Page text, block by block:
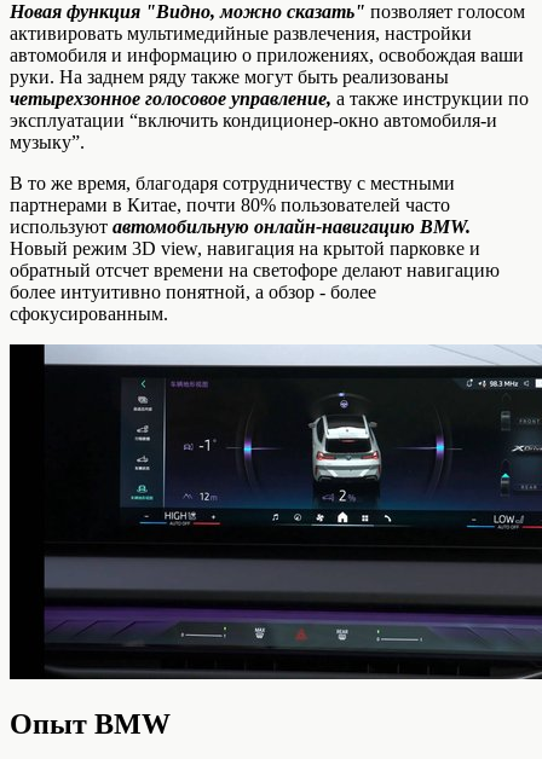
Новая функция "Видно, можно сказать" позволяет голосом
активировать мультимедийные развлечения, настройки
автомобиля и информацию о приложениях, освобождая ваши
руки. На заднем ряду также могут быть реализованы
четырехзонное голосовое управление, а также инструкции по
эксплуатации “включить кондиционер-окно автомобиля-и
музыку”.
В то же время, благодаря сотрудничеству с местными
партнерами в Китае, почти 80% пользователей часто
используют автомобильную онлайн-навигацию BMW.
Новый режим 3D view, навигация на крытой парковке и
обратный отсчет времени на светофоре делают навигацию
более интуитивно понятной, а обзор - более
сфокусированным.
Опыт BMW